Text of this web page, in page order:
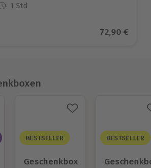
1 Std
basierend auf 1 BewertungenAktueller
72,90 €
BESTSELLER
Geschenkbox
BESTSELLER